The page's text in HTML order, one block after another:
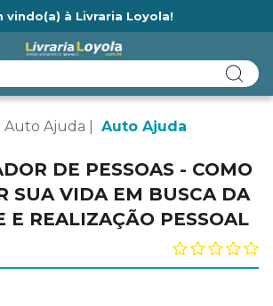
vindo(a) à Livraria Loyola!
Auto Ajuda Auto Ajuda
DE PESSOAS - COMO
SUA VIDA EM BUSCA DA
E REALIZAÇÃO PESSOAL